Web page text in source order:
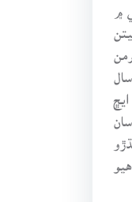
جتان هن 2002ع ۾فلاسافي ۾
سال